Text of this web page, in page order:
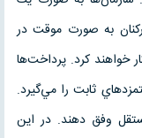
به صورت موقت در
خواهند كرد. پرداخت‌ها
ثابت را مي‌گيرد.
وفق دهند. در اين